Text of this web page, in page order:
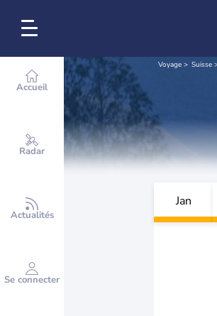
Accueil
Radar
Actualités
Se connecter
Voyage Suisse
Jan